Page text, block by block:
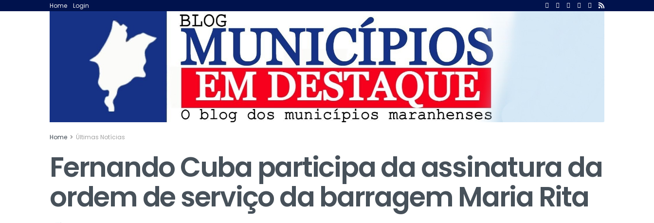
Home Login
Home Últimas Notícias
Fernando Cuba participa da assinatura da
ordem de serviço da barragem Maria Rita